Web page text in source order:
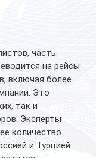
часть
на рейсы
включая более
Это
так и
Эксперты
количество
и Турцией